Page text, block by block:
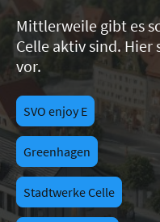
Mittlerweile gibt es
Celle aktiv sind.
vor.
SVO enjoy E
Greenhagen
Stadtwerke Celle